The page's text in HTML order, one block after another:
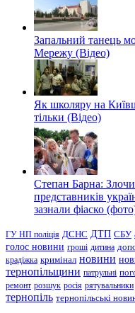
Запальний танець
Мережу (Відео)
Як школяру на
тільки (Відео)
Степан Барна:
представників
зазнали фіаско
ГУ НП поліція ДСНС ДТП СБУ
голос новини гроші дитина
крадіжка кримінал новини
тернопільщини патрульні
ремонт розшук росія рятувальники
тернопіль тернопільські